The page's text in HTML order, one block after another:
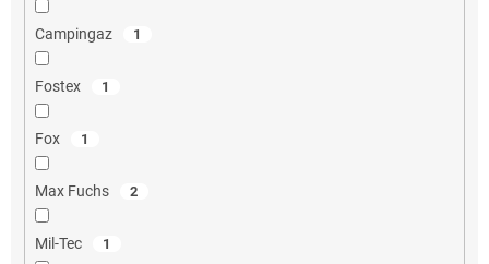
Campingaz 1
Fostex 1
Fox 1
Max Fuchs 2
Mil-Tec 1